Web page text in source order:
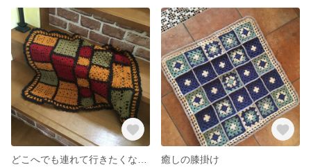
癒しの膝掛け